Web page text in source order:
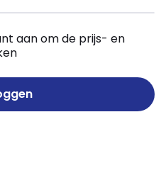
aan om de prijs- en